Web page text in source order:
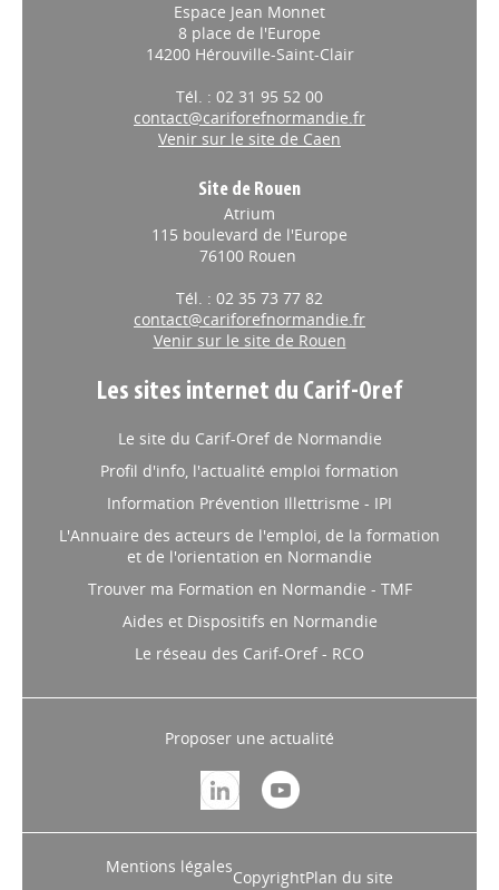
Espace Jean Monnet
8 place de l'Europe
14200 Hérouville-Saint-Clair
Tél. : 02 31 95 52 00
contact@cariforefnormandie.fr
Venir sur le site de Caen
Site de Rouen
Atrium
115 boulevard de l'Europe
76100 Rouen
Tél. : 02 35 73 77 82
contact@cariforefnormandie.fr
Venir sur le site de Rouen
Les sites internet du Carif-Oref
Le site du Carif-Oref de Normandie
Profil d'info, l'actualité emploi formation
Information Prévention Illettrisme - IPI
L'Annuaire des acteurs de l'emploi, de la formation
et de l'orientation en Normandie
Trouver ma Formation en Normandie - TMF
Aides et Dispositifs en Normandie
Le réseau des Carif-Oref - RCO
Proposer une actualité
Mentions légales
CopyrightPlan du site